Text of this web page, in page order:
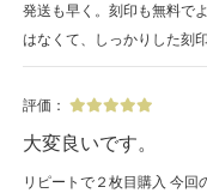
発送も早く。刻印も無料で
はなくて、しっかりした刻
評価：
大変良いです。
リピートで２枚目購入 今回